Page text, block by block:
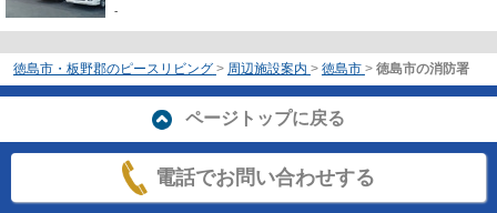
-
徳島市・板野郡のピースリビング > 周辺施設案内 > 徳島市 > 徳島市の消防署
ページトップに戻る
電話でお問い合わせする